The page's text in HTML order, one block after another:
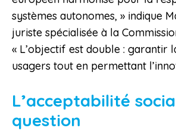
systèmes autonomes, » indique
juriste spécialisée à la
« L’objectif est double : garantir
usagers tout en permettant
L’acceptabilité
question